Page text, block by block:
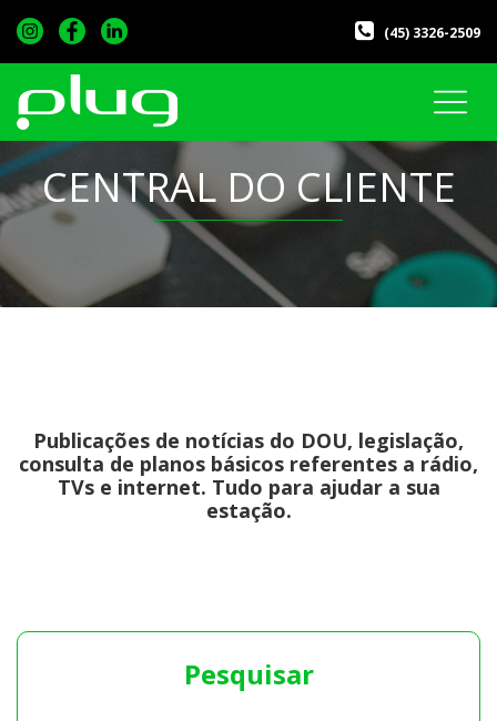
(45) 3326-2509
CENTRAL DO CLIENTE
Publicações de notícias do DOU, legislação,
consulta de planos básicos referentes a rádio,
TVs e internet. Tudo para ajudar a sua
estação.
Pesquisar